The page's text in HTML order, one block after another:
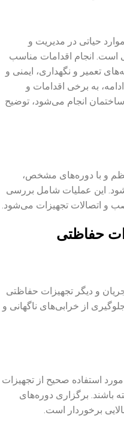
حیاتی در مدیریت و
است. انجام اقدامات مناسب
تعمیر و نگهداری، ایمنی و
به برخی اقدامات و
انجام می‌شود، توضیح
و با دوره‌های مشخص،
این عملیات شامل بررسی
و اتصالات تجهیزات می‌شود.
حفاظتی
و دیگر تجهیزات حفاظتی
از خرابی‌های ناگهانی و
استفاده صحیح از تجهیزات
باشند. برگزاری دوره‌های
برخوردار است.